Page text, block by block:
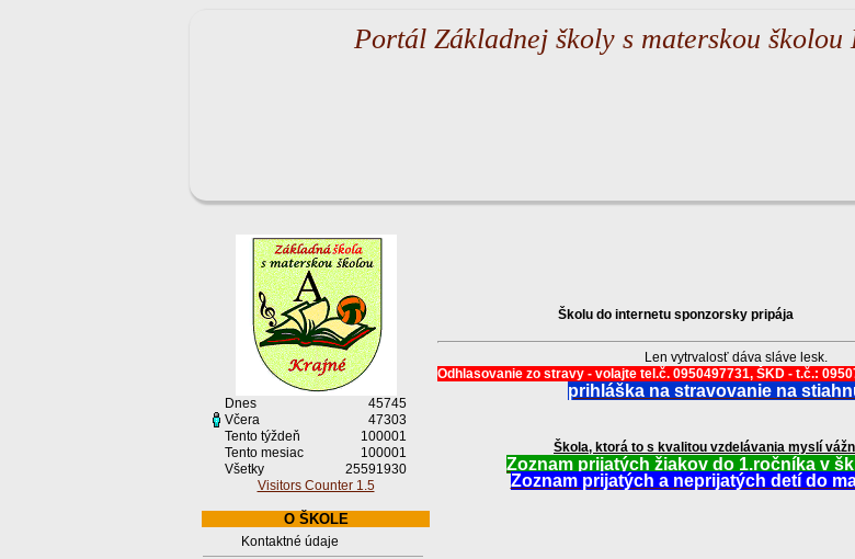
Portál Základnej školy s materskou školou
Dnes
45745
Včera
47303
Tento týždeň
100001
Tento mesiac
100001
Všetky
25591930
Visitors Counter 1.5
O ŠKOLE
Kontaktné údaje
Školu do internetu sponzorsky pripája
Len vytrvalosť dáva sláve lesk.
Odhlasovanie zo stravy - volajte tel.č. 0950497731, ŠKD - t.č.:
prihláška na stravovanie na
Škola, ktorá to s kvalitou vzdelávania myslí
Zoznam prijatých žiakov do 1.ročníka v
Zoznam prijatých a neprijatých detí do